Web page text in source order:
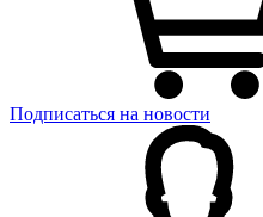
Подписаться на новости